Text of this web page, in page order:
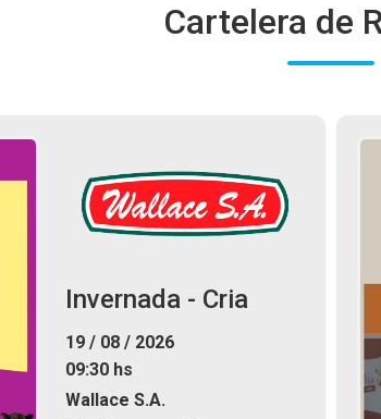
Cartelera de
Invernada - Cria
19 / 08 / 2026
09:30 hs
Wallace S.A.